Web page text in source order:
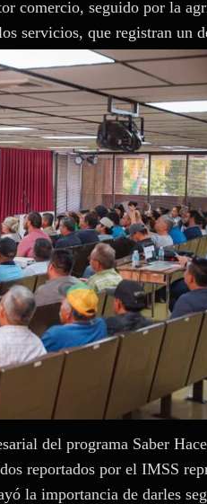
comercio, seguido por la
servicios, que registran un
del programa Saber
reportados por el IMSS
la importancia de darles